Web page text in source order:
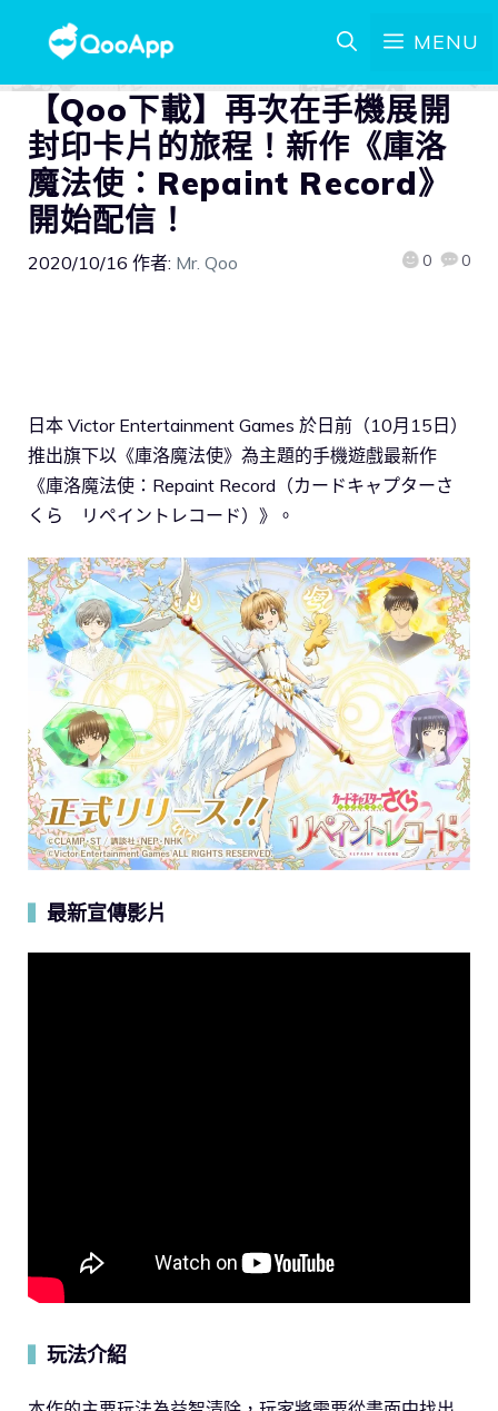
MENU
【Qoo下載】再次在手機展開
封印卡片的旅程！新作《庫洛
魔法使：Repaint Record》
開始配信！
2020/10/16 作者: Mr. Qoo 0 0
日本 Victor Entertainment Games 於日前（10月15日）
推出旗下以《庫洛魔法使》為主題的手機遊戲最新作
《庫洛魔法使：Repaint Record（カードキャプターさ
くら リペイントレコード）》。
最新宣傳影片
玩法介紹